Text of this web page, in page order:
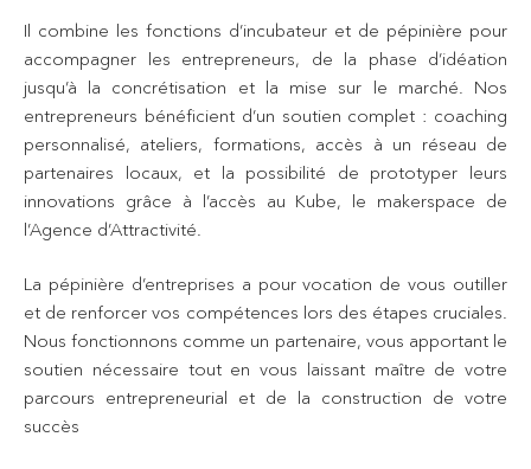
Il combine les fonctions d’incubateur et de pépinière pour
accompagner les entrepreneurs, de la phase d’idéation
jusqu’à la concrétisation et la mise sur le marché. Nos
entrepreneurs bénéficient d’un soutien complet : coaching
personnalisé, ateliers, formations, accès à un réseau de
partenaires locaux, et la possibilité de prototyper leurs
innovations grâce à l’accès au Kube, le makerspace de
l’Agence d’Attractivité.
La pépinière d’entreprises a pour vocation de vous outiller
et de renforcer vos compétences lors des étapes cruciales.
Nous fonctionnons comme un partenaire, vous apportant le
soutien nécessaire tout en vous laissant maître de votre
parcours entrepreneurial et de la construction de votre
succès